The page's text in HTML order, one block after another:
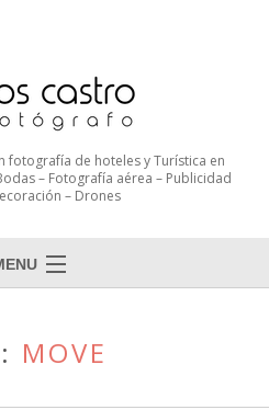
fotografía de hoteles y Turística en
– Fotografía aérea – Publicidad
– Drones
MOVE